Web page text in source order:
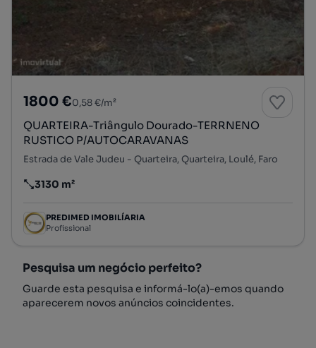
1800 €0,58 €/m²
QUARTEIRA-Triângulo Dourado-TERRNENO
RUSTICO P/AUTOCARAVANAS
Estrada de Vale Judeu - Quarteira, Quarteira, Loulé, Faro
Preço por metro quadrado
3130 m²
PREDIMED IMOBILÍARIA
Profissional
Pesquisa um negócio perfeito?
Guarde esta pesquisa e informá-lo(a)-emos quando
aparecerem novos anúncios coincidentes.